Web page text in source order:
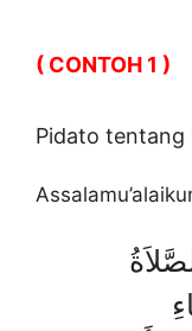
( CONTOH 1 )
Pidato tentang